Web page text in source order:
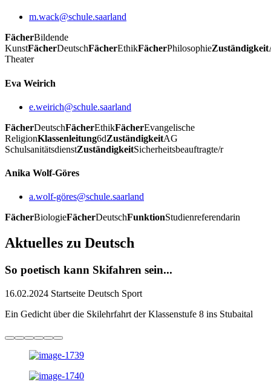
m.wack@schule.saarland
FächerBildende
KunstFächerDeutschFächerEthikFächerPhilosophieZuständigkeit
Theater
Eva Weirich
e.weirich@schule.saarland
FächerDeutschFächerEthikFächerEvangelische
ReligionKlassenleitung6dZuständigkeitAG
SchulsanitätsdienstZuständigkeitSicherheitsbeauftragte/r
Anika Wolf-Göres
a.wolf-göres@schule.saarland
FächerBiologieFächerDeutschFunktionStudienreferendarin
Aktuelles zu Deutsch
So poetisch kann Skifahren sein...
16.02.2024 Startseite Deutsch Sport
Ein Gedicht über die Skilehrfahrt der Klassenstufe 8 ins Stubaital